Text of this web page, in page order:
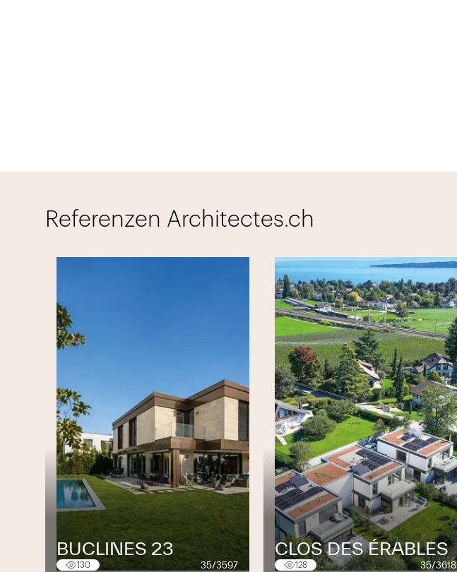
Referenzen Architectes.ch
BUCLINES 23
130 35/3597
CLOS DES ÉRABLES
128 35/3618